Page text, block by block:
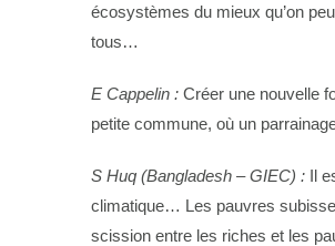
écosystèmes du mieux qu’on
tous…
E Cappelin : Créer une nouvelle
petite commune, où un
S Huq (Bangladesh – GIEC) : Il
climatique… Les pauvres
scission entre les riches et les